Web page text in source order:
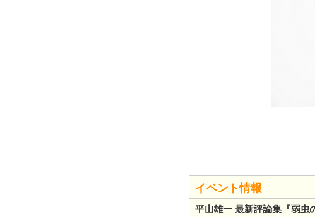
イベント情報
平山雄一 最新評論集『弱虫